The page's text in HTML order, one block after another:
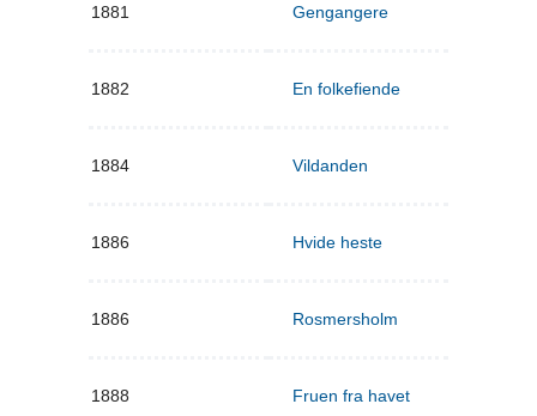
1881 Gengangere
1882 En folkefiende
1884 Vildanden
1886 Hvide heste
1886 Rosmersholm
1888 Fruen fra havet